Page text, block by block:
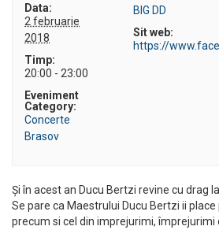
Data:
2 februarie
2018
Timp:
20:00 - 23:00
Eveniment
Category:
Concerte
Brasov
BIG DD
Sit web:
https://
Și în acest an Ducu Bertzi revine cu drag
Se pare ca Maestrului Ducu Bertzi ii
precum si cel din imprejurimi, împrejurimi